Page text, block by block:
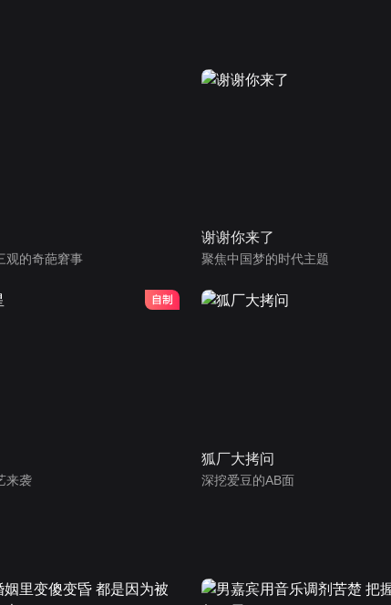
观的奇葩窘事
谢谢你来了
聚焦中国梦的时代主题
来袭
狐厂大拷问
深挖爱豆的AB面